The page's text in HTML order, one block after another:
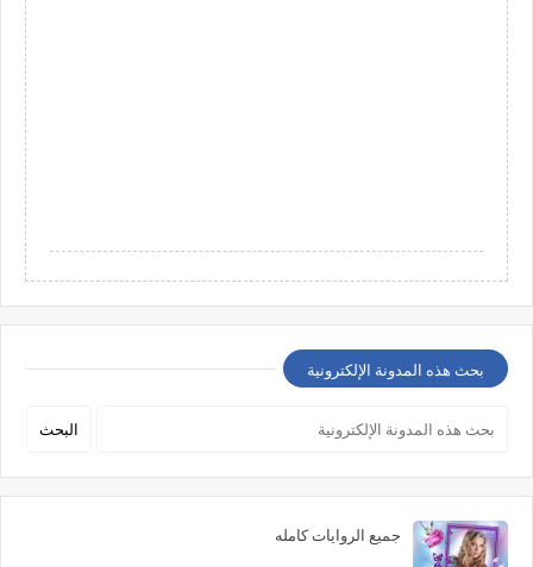
بحث هذه المدونة الإلكترونية
جميع الروايات كامله